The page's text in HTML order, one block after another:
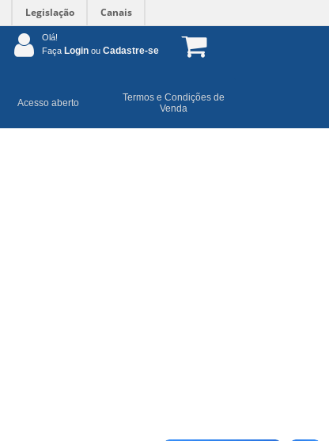
Legislação Canais
Olá!
Faça Login ou Cadastre-se
Acesso aberto
Termos e Condições de
Venda